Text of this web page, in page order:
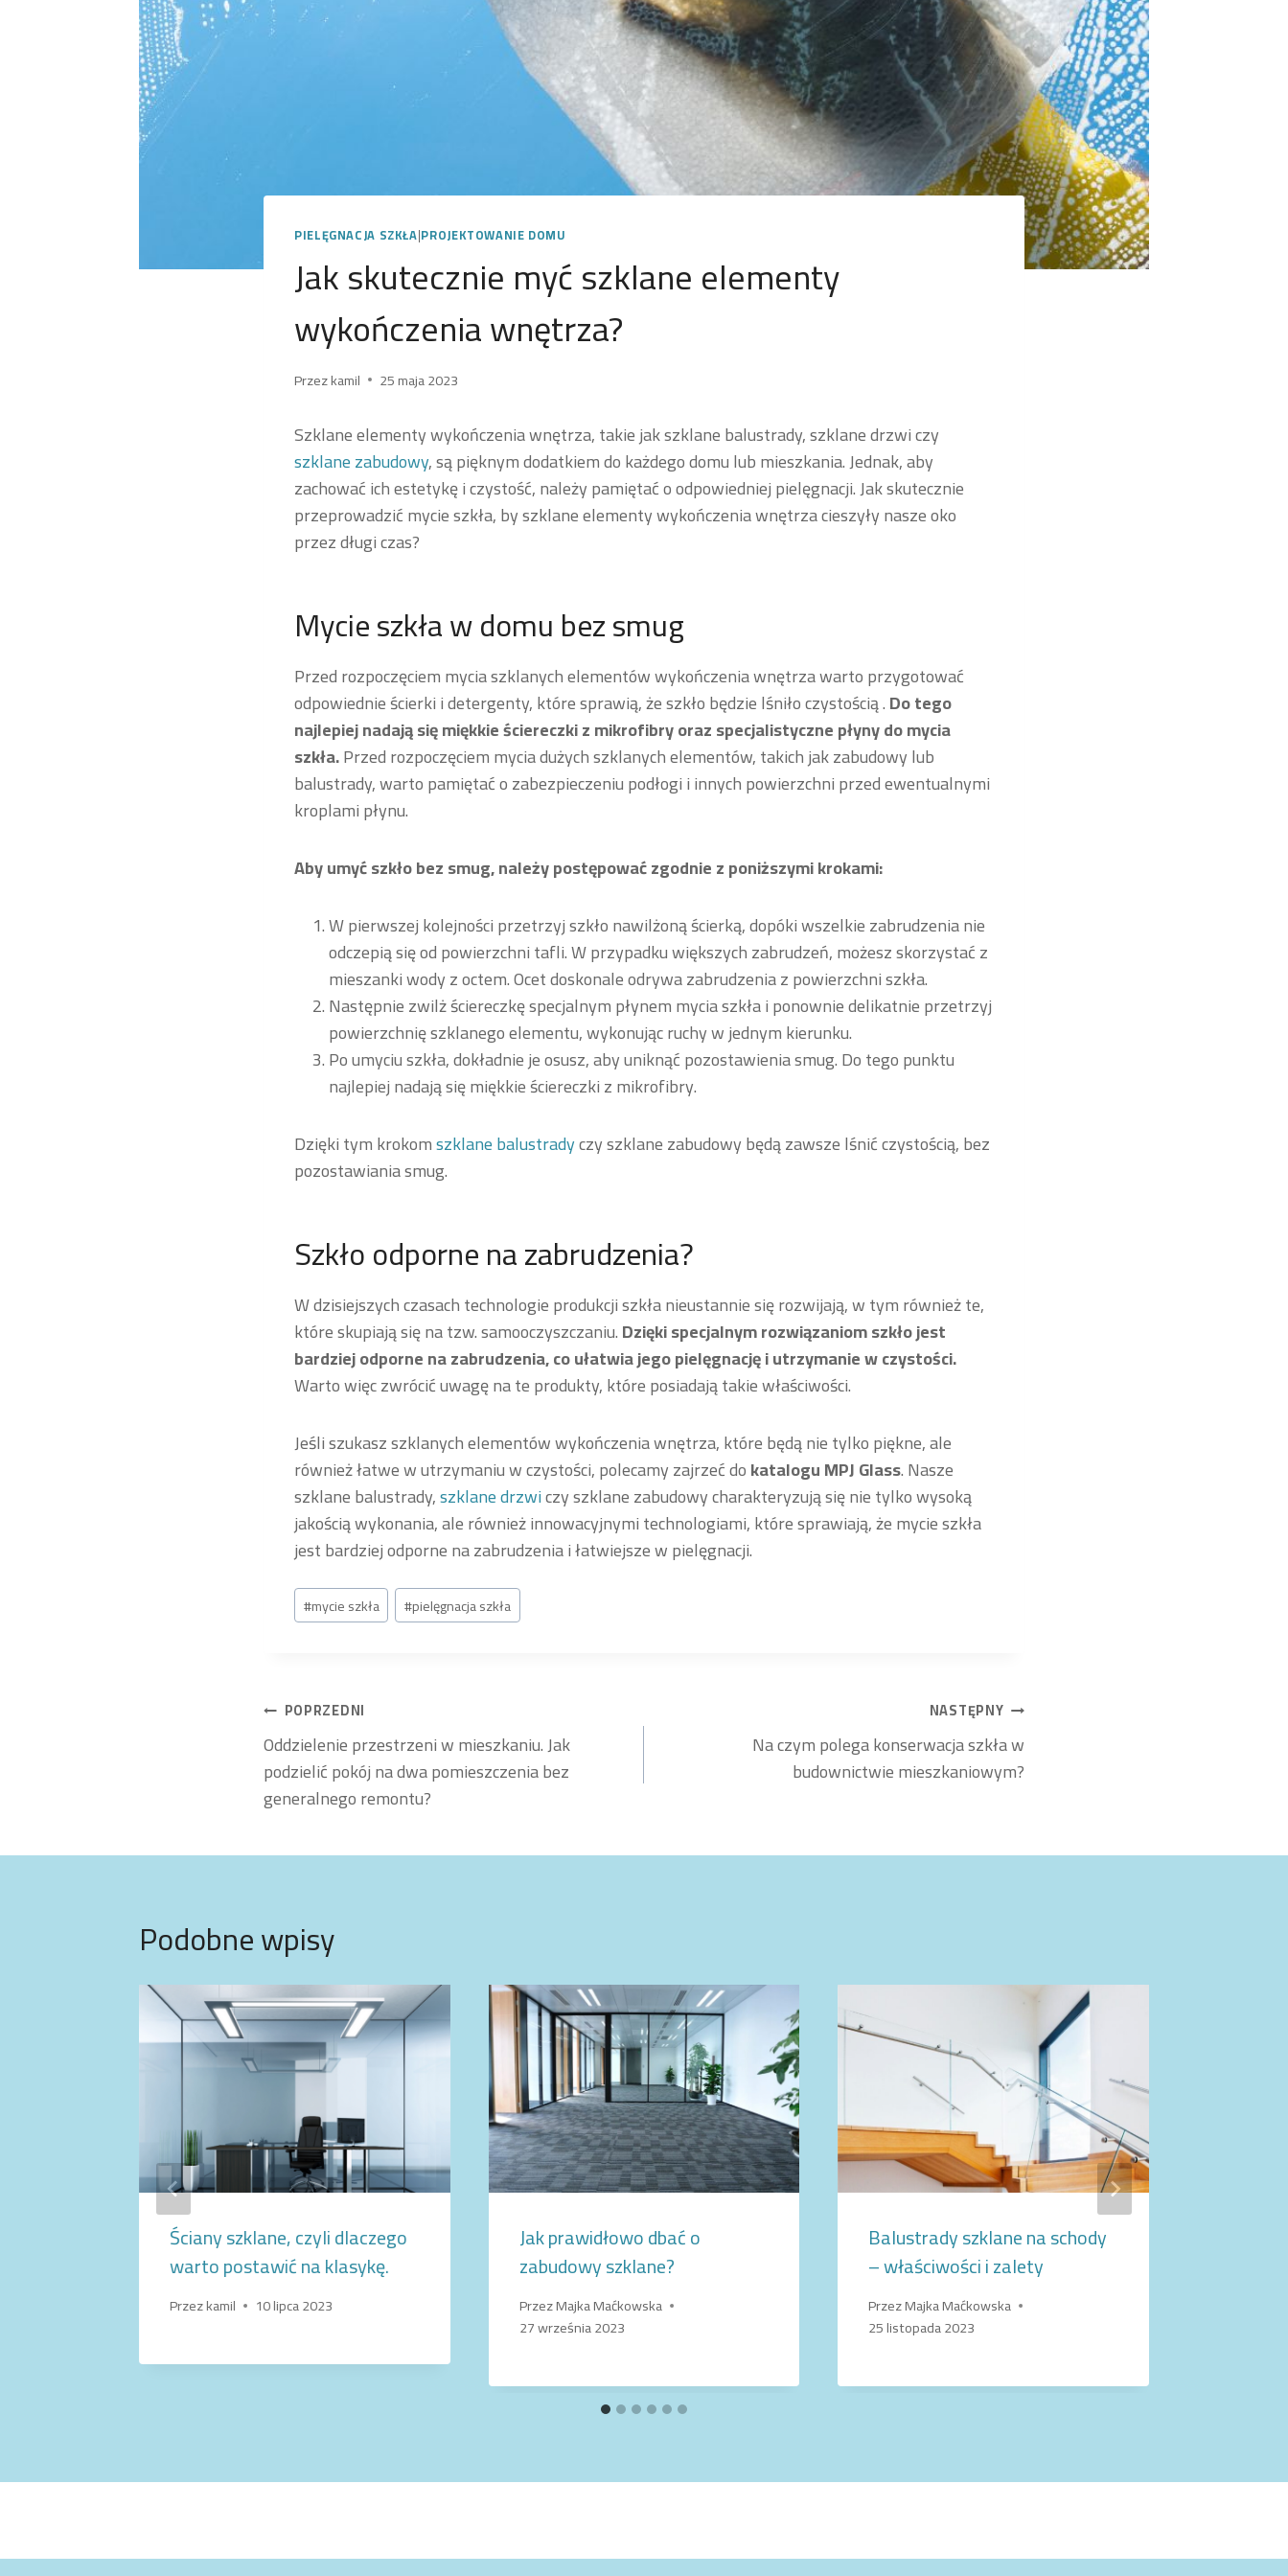
PIELĘGNACJA SZKŁA|PROJEKTOWANIE DOMU
Jak skutecznie myć szklane elementy
wykończenia wnętrza?
Przezkamil 25 maja 2023
Szklane elementy wykończenia wnętrza, takie jak szklane balustrady, szklane drzwi czy
szklane zabudowy, są pięknym dodatkiem do każdego domu lub mieszkania. Jednak, aby
zachować ich estetykę i czystość, należy pamiętać o odpowiedniej pielęgnacji. Jak skutecznie
przeprowadzić mycie szkła, by szklane elementy wykończenia wnętrza cieszyły nasze oko
przez długi czas?
Mycie szkła w domu bez smug
Przed rozpoczęciem mycia szklanych elementów wykończenia wnętrza warto przygotować
odpowiednie ścierki i detergenty, które sprawią, że szkło będzie lśniło czystością .Do tego
najlepiej nadają się miękkie ściereczki z mikrofibry oraz specjalistyczne płyny do mycia
szkła.Przed rozpoczęciem mycia dużych szklanych elementów, takich jak zabudowy lub
balustrady, warto pamiętać o zabezpieczeniu podłogi i innych powierzchni przed ewentualnymi
kroplami płynu.
Aby umyć szkło bez smug, należy postępować zgodnie z poniższymi krokami:
W pierwszej kolejności przetrzyj szkło nawilżoną ścierką, dopóki wszelkie zabrudzenia nie
odczepią się od powierzchni tafli. W przypadku większych zabrudzeń, możesz skorzystać z
mieszanki wody z octem. Ocet doskonale odrywa zabrudzenia z powierzchni szkła.
Następnie zwilż ściereczkę specjalnym płynem mycia szkła i ponownie delikatnie przetrzyj
powierzchnię szklanego elementu, wykonując ruchy w jednym kierunku.
Po umyciu szkła, dokładnie je osusz, aby uniknąć pozostawienia smug. Do tego punktu
najlepiej nadają się miękkie ściereczki z mikrofibry.
Dzięki tym krokomszklane balustradyczy szklane zabudowy będą zawsze lśnić czystością, bez
pozostawiania smug.
Szkło odporne na zabrudzenia?
W dzisiejszych czasach technologie produkcji szkła nieustannie się rozwijają, w tym również te,
które skupiają się na tzw. samooczyszczaniu.Dzięki specjalnym rozwiązaniom szkło jest
bardziej odporne na zabrudzenia, co ułatwia jego pielęgnację i utrzymanie w czystości.
Warto więc zwrócić uwagę na te produkty, które posiadają takie właściwości.
Jeśli szukasz szklanych elementów wykończenia wnętrza, które będą nie tylko piękne, ale
również łatwe w utrzymaniu w czystości, polecamy zajrzeć dokatalogu MPJ Glass. Nasze
szklane balustrady,szklane drzwiczy szklane zabudowy charakteryzują się nie tylko wysoką
jakością wykonania, ale również innowacyjnymi technologiami, które sprawiają, że mycie szkła
jest bardziej odporne na zabrudzenia i łatwiejsze w pielęgnacji.
Tagi
wpisu:
#mycie szkła #pielęgnacja szkła
Nawigacja
wpisu
POPRZEDNI
Oddzielenie przestrzeni w mieszkaniu. Jak
podzielić pokój na dwa pomieszczenia bez
generalnego remontu?
NASTĘPNY
Na czym polega konserwacja szkła w
budownictwie mieszkaniowym?
Podobne wpisy
Ściany szklane, czyli dlaczego
warto postawić na klasykę.
Przezkamil 10 lipca 2023
Jak prawidłowo dbać o
zabudowy szklane?
PrzezMajka Maćkowska
27 września 2023
Balustrady szklane na schody
– właściwości i zalety
PrzezMajka Maćkowska
25 listopada 2023